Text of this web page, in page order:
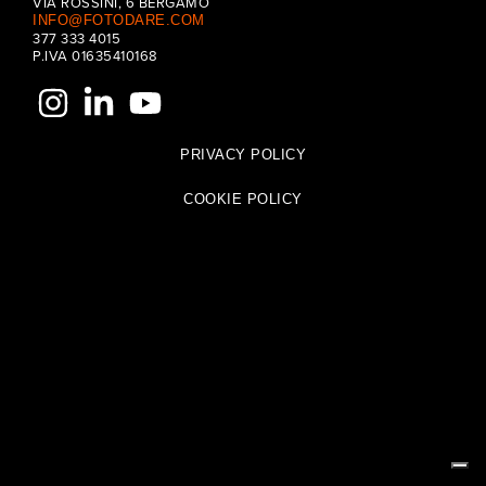
INFO@FOTODARE.COM
377 333 4015
P.IVA 01635410168
PRIVACY POLICY
COOKIE POLICY